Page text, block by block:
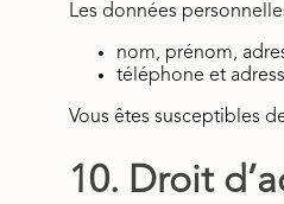
Les données
nom, prénom,
téléphone et
Vous êtes susceptibles
10. Droit